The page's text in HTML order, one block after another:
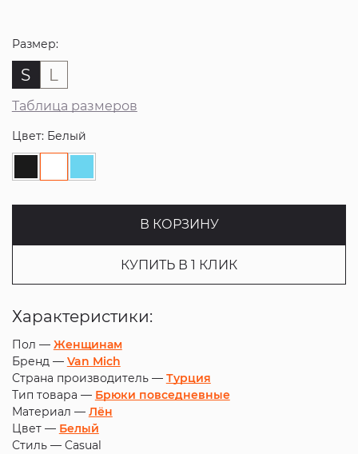
Размер:
S L
Таблица размеров
Цвет: Белый
В КОРЗИНУ
КУПИТЬ В 1 КЛИК
Характеристики:
Пол — Женщинам
Бренд — Van Mich
Страна производитель — Турция
Тип товара — Брюки повседневные
Материал — Лён
Цвет — Белый
Стиль — Casual